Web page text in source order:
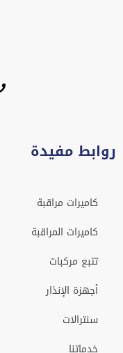
روابط مفيدة
كاميرات مراقبة
كاميرات المراقبة
تتبع مركبات
أجهزة الإنذار
سنترالات
خدماتنا